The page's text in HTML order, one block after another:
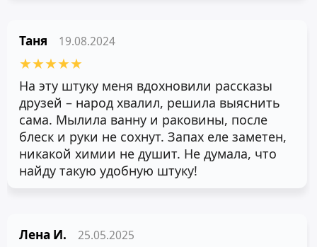
Таня 19.08.2024
★★★★★
На эту штуку меня вдохновили рассказы
друзей – народ хвалил, решила выяснить
сама. Мылила ванну и раковины, после
блеск и руки не сохнут. Запах еле заметен,
никакой химии не душит. Не думала, что
найду такую удобную штуку!
Лена И. 25.05.2025